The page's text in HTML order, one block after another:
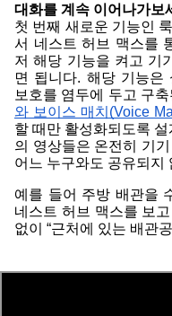
대화를 계속 이어나가보
첫 번째 새로운 기능인
서 네스트 허브 맥스를
저 해당 기능을 켜고 기
면 됩니다. 해당 기능은
보호를 염두에 두고 구
와 보이스 매치(Voice
할 때만 활성화되도록
의 영상들은 온전히 기
어느 누구와도 공유되지
예를 들어 주방 배관을
네스트 허브 맥스를 보
없이 “근처에 있는 배관